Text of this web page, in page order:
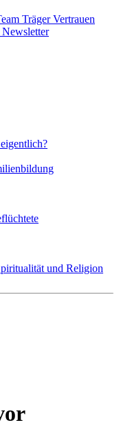
TrägerVertrauen
und Religion